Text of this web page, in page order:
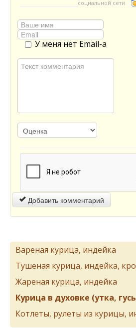
социальной сети
У меня нет Email-а
Добавить комментарий
Вареная курица, индейка
Тушеная курица, индейка,
Жареная курица, индейка
Курица в духовке (утка,
Котлеты, рулеты из курицы,